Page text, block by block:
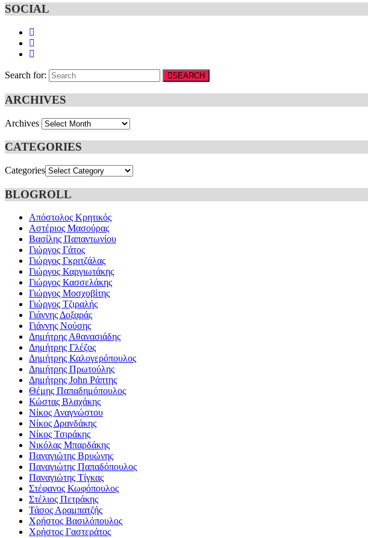
SOCIAL
Search for: SEARCH
ARCHIVES
Archives
CATEGORIES
Categories
BLOGROLL
Απόστολος Κρητικός
Αστέριος Μασούρας
Βασίλης Παπαντωνίου
Γιώργος Γάτος
Γιώργος Γκριτζάλας
Γιώργος Καργιωτάκης
Γιώργος Κασσελάκης
Γιώργος Μοσχοβίτης
Γιώργος Τζιραλής
Γιάννης Δοξαράς
Γιάννης Νούσης
Δημήτρης Αθανασιάδης
Δημήτρης Γλέζος
Δημήτρης Καλογερόπουλος
Δημήτρης Πρωτούλης
Δημήτρης John Ράπτης
Θέμης Παπαδημόπουλος
Κώστας Βλαχάκης
Νίκος Αναγνώστου
Νίκος Δρανδάκης
Νίκος Τσιράκης
Νικόλας Μπαρδάκης
Παναγιώτης Βρυώνης
Παναγιώτης Παπαδόπουλος
Παναγιώτης Τίγκας
Στέφανος Κωφόπουλος
Στέλιος Πετράκης
Τάσος Αραμπατζής
Χρήστος Βασιλόπουλος
Χρήστος Γαστεράτος